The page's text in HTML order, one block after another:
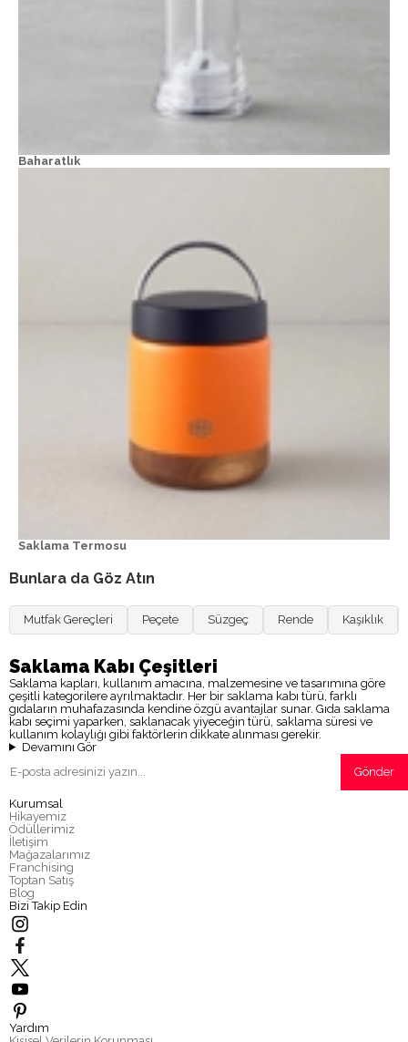
Baharatlık
Saklama Termosu
Bunlara da Göz Atın
Mutfak Gereçleri Peçete Süzgeç Rende Kaşıklık
Saklama Kabı Çeşitleri
Saklama kapları, kullanım amacına, malzemesine ve tasarımına göre
çeşitli kategorilere ayrılmaktadır. Her bir saklama kabı türü, farklı
gıdaların muhafazasında kendine özgü avantajlar sunar. Gıda saklama
kabı seçimi yaparken, saklanacak yiyeceğin türü, saklama süresi ve
kullanım kolaylığı gibi faktörlerin dikkate alınması gerekir.
Devamını Gör
Gönder
Kurumsal
Hikayemiz
Ödüllerimiz
İletişim
Mağazalarımız
Franchising
Toptan Satış
Blog
Bizi Takip Edin
Yardım